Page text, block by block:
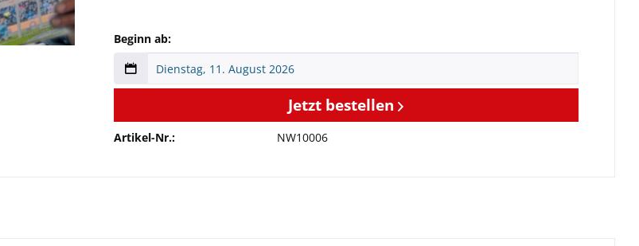
Beginn ab:
Jetzt bestellen
Artikel-Nr.: NW10006